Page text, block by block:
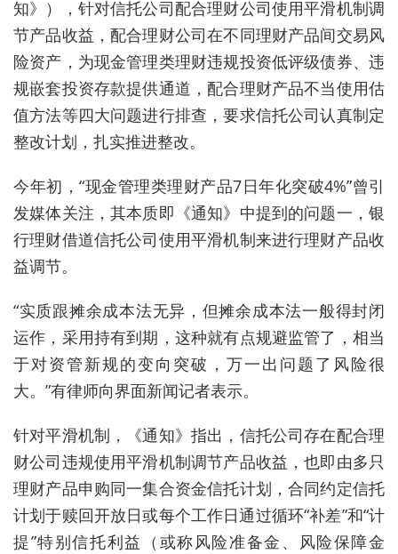
知》），针对信托公司配合理财公司使用平滑机制调
节产品收益，配合理财公司在不同理财产品间交易风
险资产，为现金管理类理财违规投资低评级债券、违
规嵌套投资存款提供通道，配合理财产品不当使用估
值方法等四大问题进行排查，要求信托公司认真制定
整改计划，扎实推进整改。
今年初，“现金管理类理财产品7日年化突破4%”曾引
发媒体关注，其本质即《通知》中提到的问题一，银
行理财借道信托公司使用平滑机制来进行理财产品收
益调节。
“实质跟摊余成本法无异，但摊余成本法一般得封闭
运作，采用持有到期，这种就有点规避监管了，相当
于对资管新规的变向突破，万一出问题了风险很
大。”有律师向界面新闻记者表示。
针对平滑机制，《通知》指出，信托公司存在配合理
财公司违规使用平滑机制调节产品收益，也即由多只
理财产品申购同一集合资金信托计划，合同约定信托
计划于赎回开放日或每个工作日通过循环“补差”和“计
提”特别信托利益（或称风险准备金、风险保障金